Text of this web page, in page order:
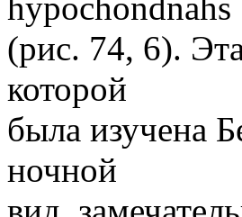
(рис. 74, 6).
которой
была изучена
ночной